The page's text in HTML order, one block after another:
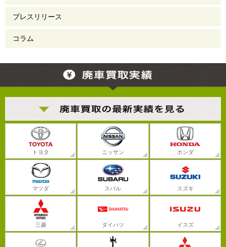
プレスリリース
コラム
トヨタ ニッサン ホンダ
マツダ スバル スズキ
三菱 ダイハツ イスズ